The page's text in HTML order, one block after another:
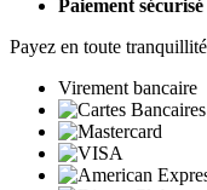
Paiement sécurisé
Payez en toute
Virement bancaire